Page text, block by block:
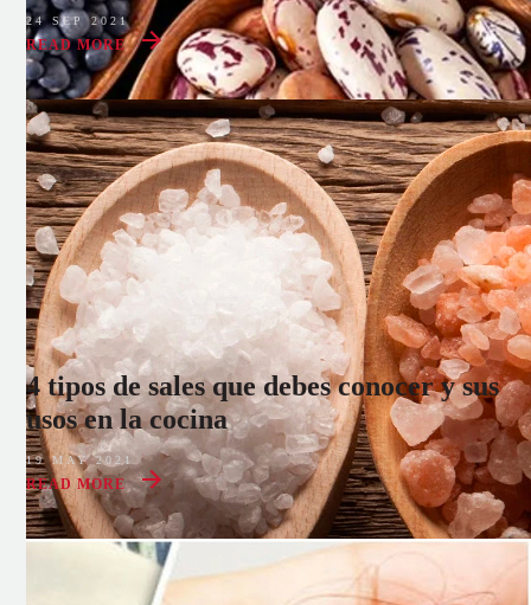
24 SEP 2021
READ MORE
4 tipos de sales que debes conocer y sus
usos en la cocina
19 MAY 2021
READ MORE